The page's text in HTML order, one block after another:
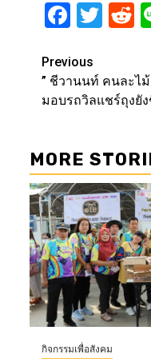
Post
Previous
” ชีวานนท์ คนละไ
มอบรถวิลแชร์ถุงยั
MORE
กิจกรรมเพื่อสังคม